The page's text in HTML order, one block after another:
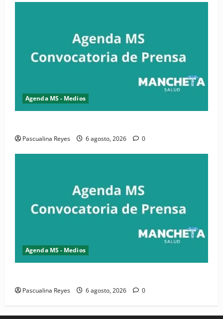
Agenda MS - Medios
Pascualina Reyes 6 agosto, 2026 0
Agenda MS - Medios
Pascualina Reyes 6 agosto, 2026 0